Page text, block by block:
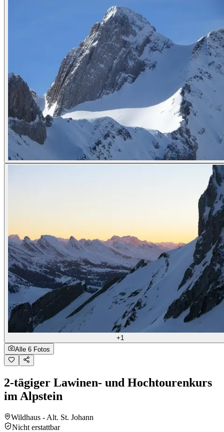
+1
Alle 6 Fotos
2-tägiger Lawinen- und Hochtourenkurs
im Alpstein
Wildhaus - Alt. St. Johann
Nicht erstattbar